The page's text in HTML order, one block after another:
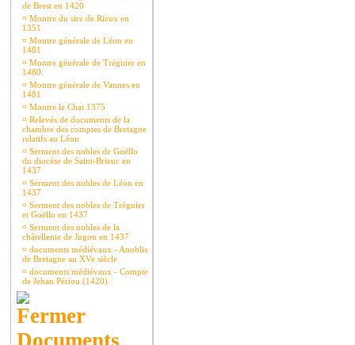
de Brest en 1420
¤ Montre du sire de Rieux en
1351
¤ Montre générale de Léon en
1481
¤ Montre générale de Tréguier en
1480.
¤ Montre générale de Vannes en
1481
¤ Montre le Chat 1375
¤ Relevés de documents de la
chambre des comptes de Bretagne
relatifs au Léon
¤ Serment des nobles de Goëllo
du diocèse de Saint-Brieuc en
1437
¤ Serment des nobles de Léon en
1437
¤ Serment des nobles de Tréguier
et Goëllo en 1437
¤ Serment des nobles de la
châtellenie de Jugon en 1437
¤ documents médiévaux - Anoblis
de Bretagne au XVe siècle
¤ documents médiévaux - Compte
de Jehan Périou (1420).
Documents